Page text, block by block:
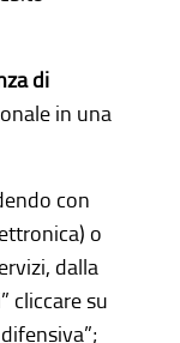
di
in una
con
o
dalla
cliccare su